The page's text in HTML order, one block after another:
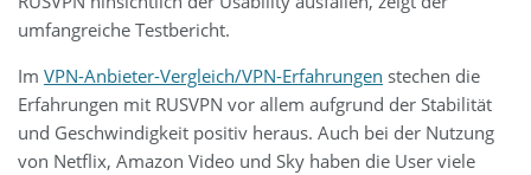
umfangreiche Testbericht.
Im VPN-Anbieter-Vergleich/VPN-Erfahrungen stechen die
Erfahrungen mit RUSVPN vor allem aufgrund der Stabilität
und Geschwindigkeit positiv heraus. Auch bei der Nutzung
von Netflix, Amazon Video und Sky haben die User viele